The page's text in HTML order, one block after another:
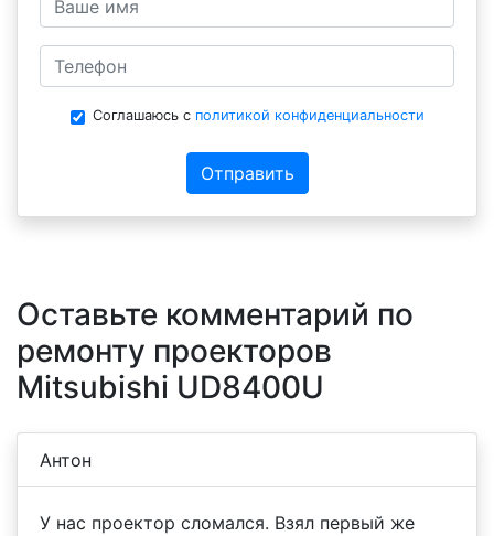
Соглашаюсь с политикой конфиденциальности
Отправить
Оставьте комментарий по
ремонту проекторов
Mitsubishi UD8400U
Антон
У нас проектор сломался. Взял первый же